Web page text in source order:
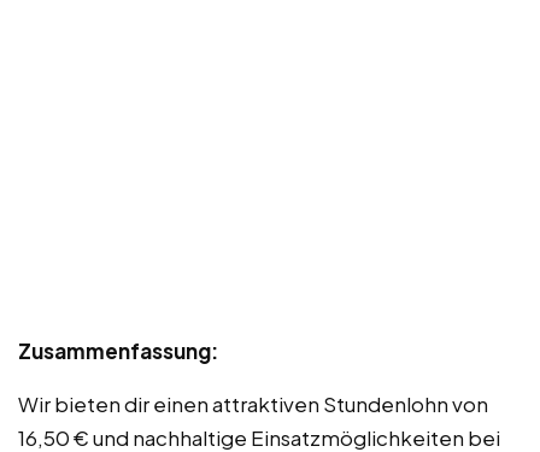
Zusammenfassung:
Wir bieten dir einen attraktiven Stundenlohn von
16,50 € und nachhaltige Einsatzmöglichkeiten bei